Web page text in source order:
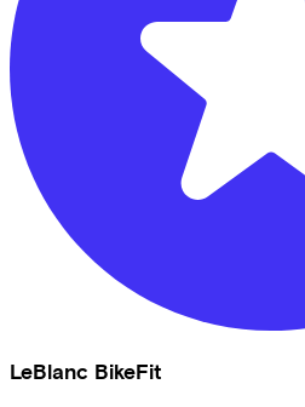
LeBlanc BikeFit